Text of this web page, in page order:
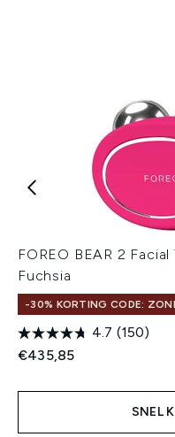
FOREO BEAR 2
Fuchsia
-30% KORTING CODE:
4.7 (150)
€435,85
SNEL